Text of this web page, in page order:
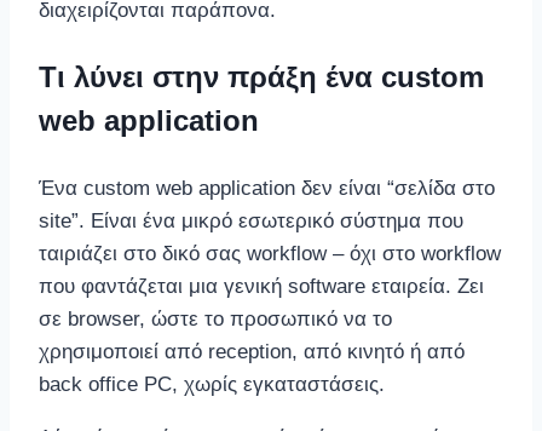
διαχειρίζονται παράπονα.
Τι λύνει στην πράξη ένα custom
web application
Ένα custom web application δεν είναι “σελίδα στο
site”. Είναι ένα μικρό εσωτερικό σύστημα που
ταιριάζει στο δικό σας workflow – όχι στο workflow
που φαντάζεται μια γενική software εταιρεία. Ζει
σε browser, ώστε το προσωπικό να το
χρησιμοποιεί από reception, από κινητό ή από
back office PC, χωρίς εγκαταστάσεις.